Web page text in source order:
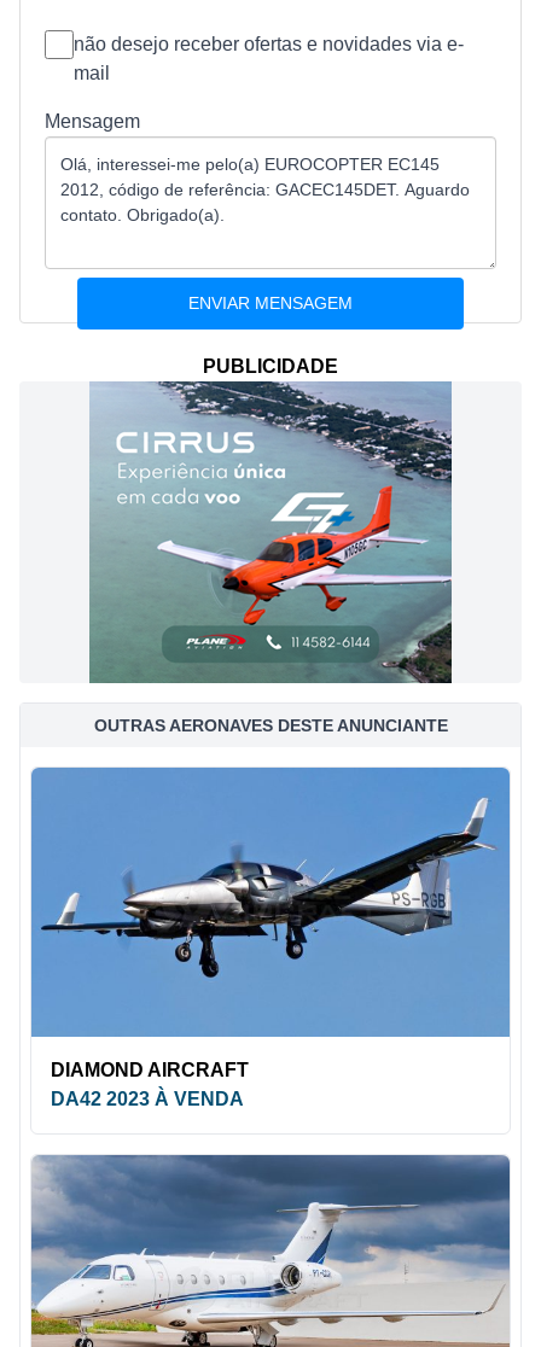
não desejo receber ofertas e novidades via e-
mail
Mensagem
PUBLICIDADE
OUTRAS AERONAVES DESTE ANUNCIANTE
DIAMOND AIRCRAFT
DA42 2023 À VENDA